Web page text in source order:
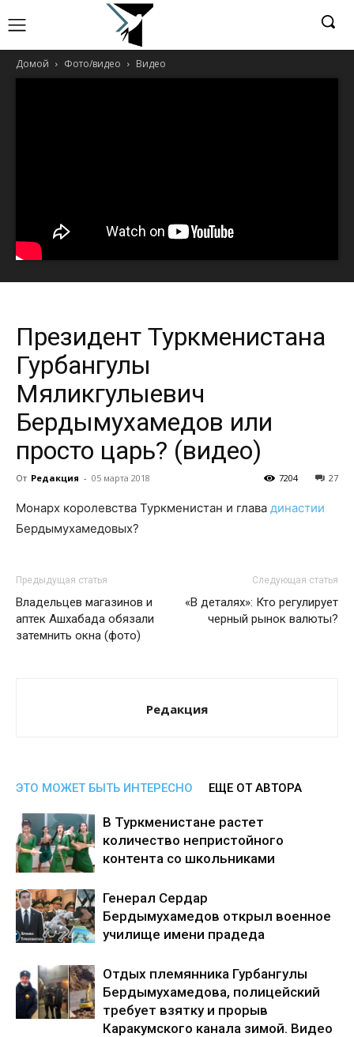
Домой Фото/видео Видео
Президент Туркменистана
Гурбангулы
Мяликгулыевич
Бердымухамедов или
просто царь? (видео)
От Редакция - 05 марта 2018 27
7204
Монарх королевства Туркменистан и глава династии
Бердымухамедовых?
Предыдущая статья
Владельцев магазинов и
аптек Ашхабада обязали
затемнить окна (фото)
Следующая статья
«В деталях»: Кто регулирует
черный рынок валюты?
Редакция
ЭТО МОЖЕТ БЫТЬ ИНТЕРЕСНО ЕЩЕ ОТ АВТОРА
В Туркменистане растет
количество непристойного
контента со школьниками
Генерал Сердар
Бердымухамедов открыл военное
училище имени прадеда
Отдых племянника Гурбангулы
Бердымухамедова, полицейский
требует взятку и прорыв
Каракумского канала зимой. Видео